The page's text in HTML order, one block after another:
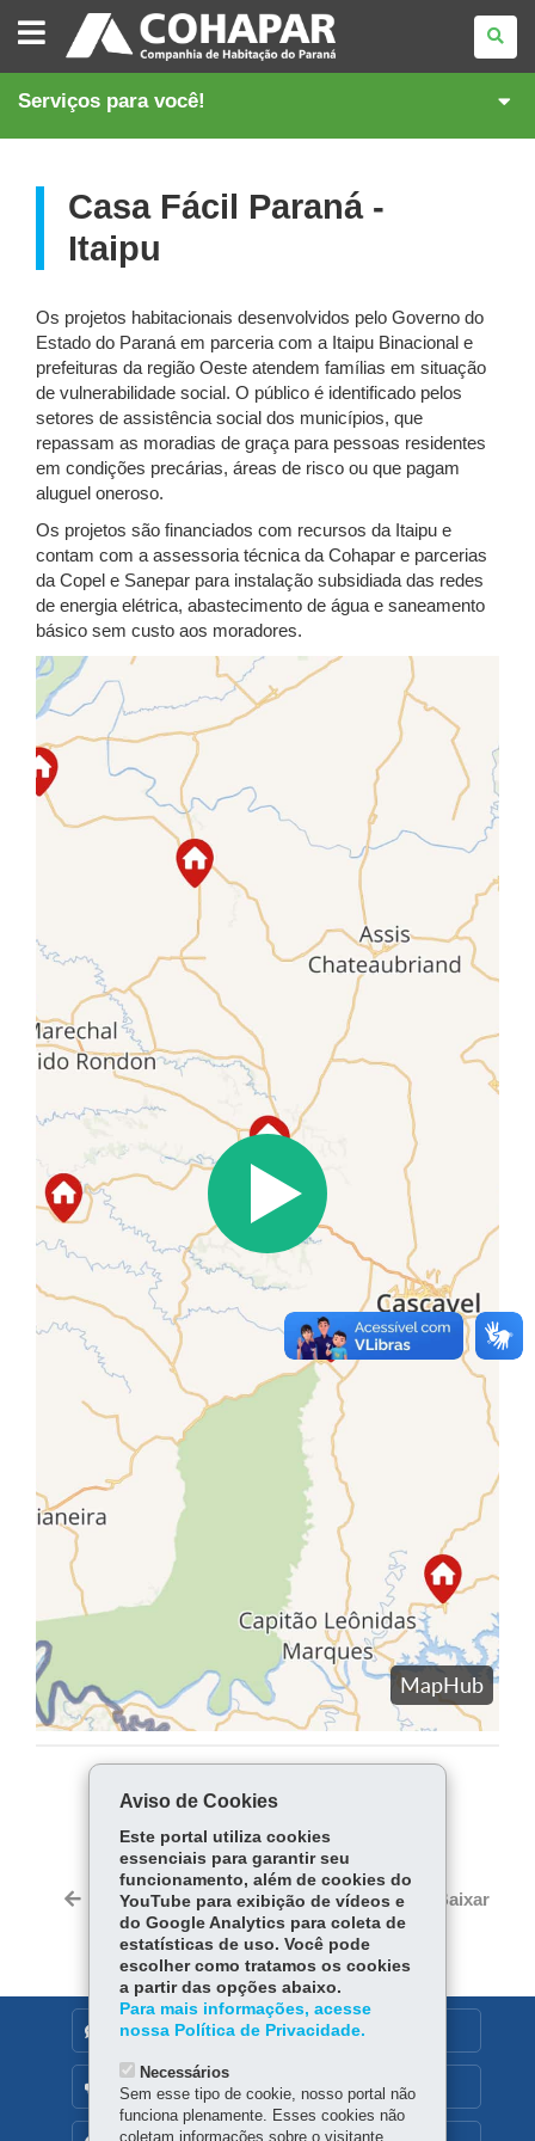
COMPANHIA
DE
HABITAÇÃO
DO
Serviços para você!
Casa Fácil Paraná -
Itaipu
Os projetos habitacionais desenvolvidos pelo Governo do
Estado do Paraná em parceria com a Itaipu Binacional e
prefeituras da região Oeste atendem famílias em situação
de vulnerabilidade social. O público é identificado pelos
setores de assistência social dos municípios, que
repassam as moradias de graça para pessoas residentes
em condições precárias, áreas de risco ou que pagam
aluguel oneroso.
Os projetos são financiados com recursos da Itaipu e
contam com a assessoria técnica da Cohapar e parcerias
da Copel e Sanepar para instalação subsidiada das redes
de energia elétrica, abastecimento de água e saneamento
básico sem custo aos moradores.
COMPARTILHE:
Fa
ce
bo
ok
ha
ts
Ap
p
Voltar Início Imprimir Baixar
DENUNCIE CORRUPÇÃO
OUVIDORIA
Aviso de Cookies
Este portal utiliza cookies
essenciais para garantir seu
funcionamento, além de cookies do
YouTube para exibição de vídeos e
do Google Analytics para coleta de
estatísticas de uso. Você pode
escolher como tratamos os cookies
a partir das opções abaixo.
Para mais informações, acesse
nossa Política de Privacidade.
Necessários
Sem esse tipo de cookie, nosso portal não
funciona plenamente. Esses cookies não
coletam informações sobre o visitante.